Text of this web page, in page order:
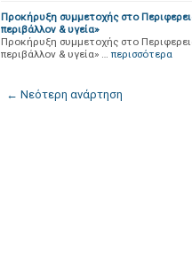
Προκήρυξη συμμετοχής στο
περιβάλλον & υγεία»
Προκήρυξη συμμετοχής στο
περιβάλλον & υγεία» … περισσότερα
← Νεότερη ανάρτηση